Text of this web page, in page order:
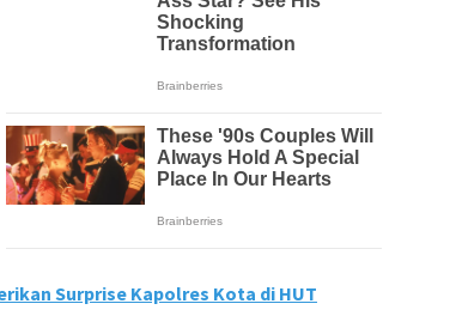
Surprise Kapolres Kota di HUT